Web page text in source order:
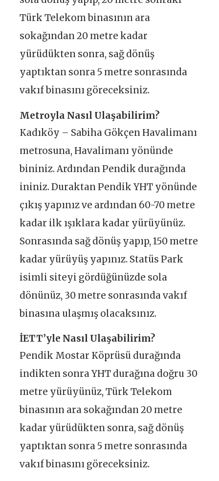
Türk Telekom binasının ara
sokağından 20 metre kadar
yürüdükten sonra, sağ dönüş
yaptıktan sonra 5 metre sonrasında
vakıf binasını göreceksiniz.
Metroyla Nasıl Ulaşabilirim?
Kadıköy – Sabiha Gökçen Havalimanı
metrosuna, Havalimanı yönünde
bininiz. Ardından Pendik durağında
ininiz. Duraktan Pendik YHT yönünde
çıkış yapınız ve ardından 60-70 metre
kadar ilk ışıklara kadar yürüyünüz.
Sonrasında sağ dönüş yapıp, 150 metre
kadar yürüyüş yapınız. Statüs Park
isimli siteyi gördüğünüzde sola
dönünüz, 30 metre sonrasında vakıf
binasına ulaşmış olacaksınız.
İETT’yle Nasıl Ulaşabilirim?
Pendik Mostar Köprüsü durağında
indikten sonra YHT durağına doğru 30
metre yürüyünüz, Türk Telekom
binasının ara sokağından 20 metre
kadar yürüdükten sonra, sağ dönüş
yaptıktan sonra 5 metre sonrasında
vakıf binasını göreceksiniz.